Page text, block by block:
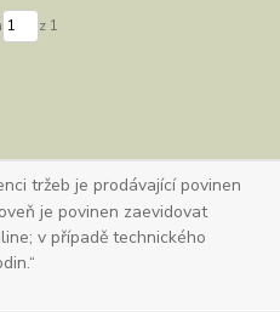
z 1
tržeb je prodávající povinen
je povinen zaevidovat
v případě technického